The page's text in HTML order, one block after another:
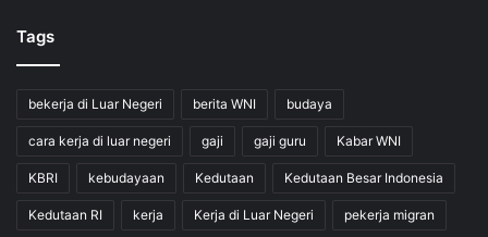
Tags
bekerja di Luar Negeri berita WNI budaya
cara kerja di luar negeri gaji gaji guru Kabar WNI
KBRI kebudayaan Kedutaan Kedutaan Besar Indonesia
Kedutaan RI kerja Kerja di Luar Negeri pekerja migran